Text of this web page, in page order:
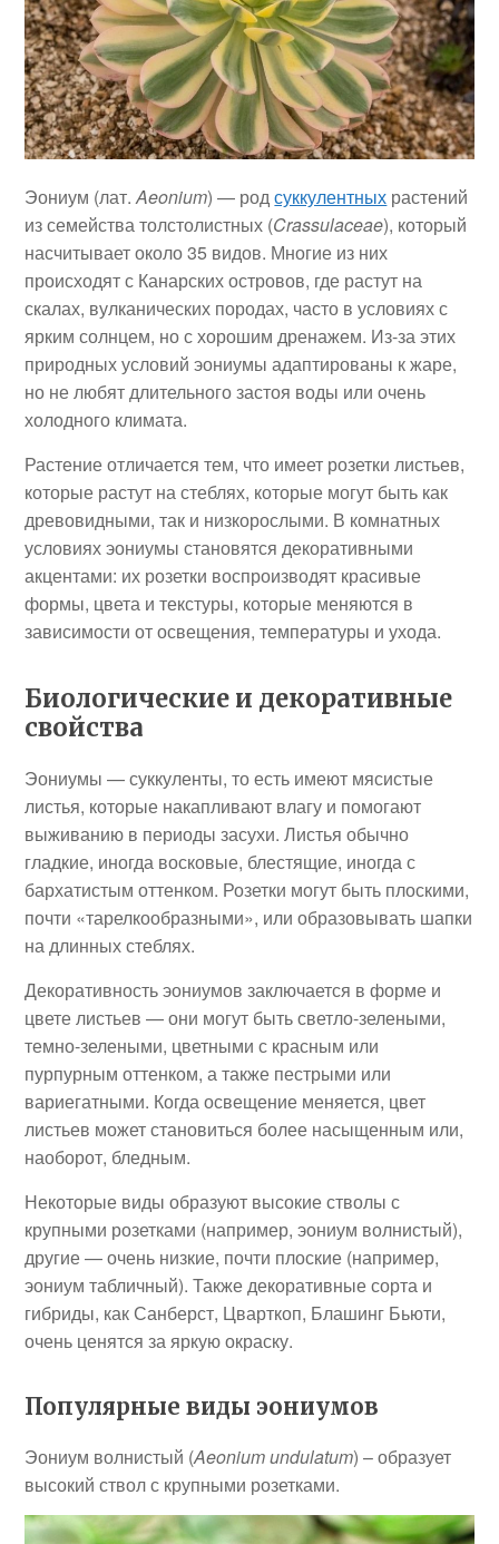
Эониум (лат.Aeonium) — родсуккулентных растений
из семейства толстолистных (Crassulaceae), который
насчитывает около 35 видов. Многие из них
происходят с Канарских островов, где растут на
скалах, вулканических породах, часто в условиях с
ярким солнцем, но с хорошим дренажем. Из-за этих
природных условий эониумы адаптированы к жаре,
но не любят длительного застоя воды или очень
холодного климата.
Растение отличается тем, что имеет розетки листьев,
которые растут на стеблях, которые могут быть как
древовидными, так и низкорослыми. В комнатных
условиях эониумы становятся декоративными
акцентами: их розетки воспроизводят красивые
формы, цвета и текстуры, которые меняются в
зависимости от освещения, температуры и ухода.
Биологические и декоративные
свойства
Эониумы — суккуленты, то есть имеют мясистые
листья, которые накапливают влагу и помогают
выживанию в периоды засухи. Листья обычно
гладкие, иногда восковые, блестящие, иногда с
бархатистым оттенком. Розетки могут быть плоскими,
почти «тарелкообразными», или образовывать шапки
на длинных стеблях.
Декоративность эониумов заключается в форме и
цвете листьев — они могут быть светло-зелеными,
темно-зелеными, цветными с красным или
пурпурным оттенком, а также пестрыми или
вариегатными. Когда освещение меняется, цвет
листьев может становиться более насыщенным или,
наоборот, бледным.
Некоторые виды образуют высокие стволы с
крупными розетками (например, эониум волнистый),
другие — очень низкие, почти плоские (например,
эониум табличный). Также декоративные сорта и
гибриды, как Санберст, Цварткоп, Блашинг Бьюти,
очень ценятся за яркую окраску.
Популярные виды эониумов
Эониум волнистый (Aeonium undulatum) – образует
высокий ствол с крупными розетками.